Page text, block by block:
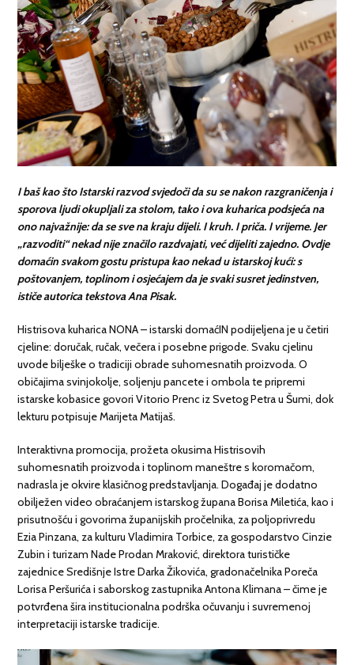
I baš kao što Istarski razvod svjedoči da su se nakon razgraničenja i
sporova ljudi okupljali za stolom, tako i ova kuharica podsjeća na
ono najvažnije: da se sve na kraju dijeli. I kruh. I priča. I vrijeme. Jer
„razvoditi“ nekad nije značilo razdvajati, već dijeliti zajedno. Ovdje
domaćin svakom gostu pristupa kao nekad u istarskoj kući: s
poštovanjem, toplinom i osjećajem da je svaki susret jedinstven,
ističe autorica tekstova Ana Pisak.
Histrisova kuharica NONA – istarski domaćIN podijeljena je u četiri
cjeline: doručak, ručak, večera i posebne prigode. Svaku cjelinu
uvode bilješke o tradiciji obrade suhomesnatih proizvoda. O
običajima svinjokolje, soljenju pancete i ombola te pripremi
istarske kobasice govori Vitorio Prenc iz Svetog Petra u Šumi, dok
lekturu potpisuje Marijeta Matijaš.
Interaktivna promocija, prožeta okusima Histrisovih
suhomesnatih proizvoda i toplinom maneštre s koromačom,
nadrasla je okvire klasičnog predstavljanja. Događaj je dodatno
obilježen video obraćanjem istarskog župana Borisa Miletića, kao i
prisutnošću i govorima županijskih pročelnika, za poljoprivredu
Ezia Pinzana, za kulturu Vladimira Torbice, za gospodarstvo Cinzie
Zubin i turizam Nade Prodan Mraković, direktora turističke
zajednice Središnje Istre Darka Žikovića, gradonačelnika Poreča
Lorisa Peršurića i saborskog zastupnika Antona Klimana – čime je
potvrđena šira institucionalna podrška očuvanju i suvremenoj
interpretaciji istarske tradicije.